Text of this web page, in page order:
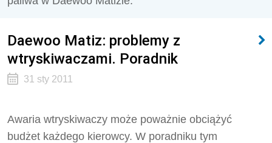
Daewoo Matiz: problemy z
wtryskiwaczami. Poradnik
31 sty 2011
Awaria wtryskiwaczy może poważnie obciążyć
budżet każdego kierowcy. W poradniku tym